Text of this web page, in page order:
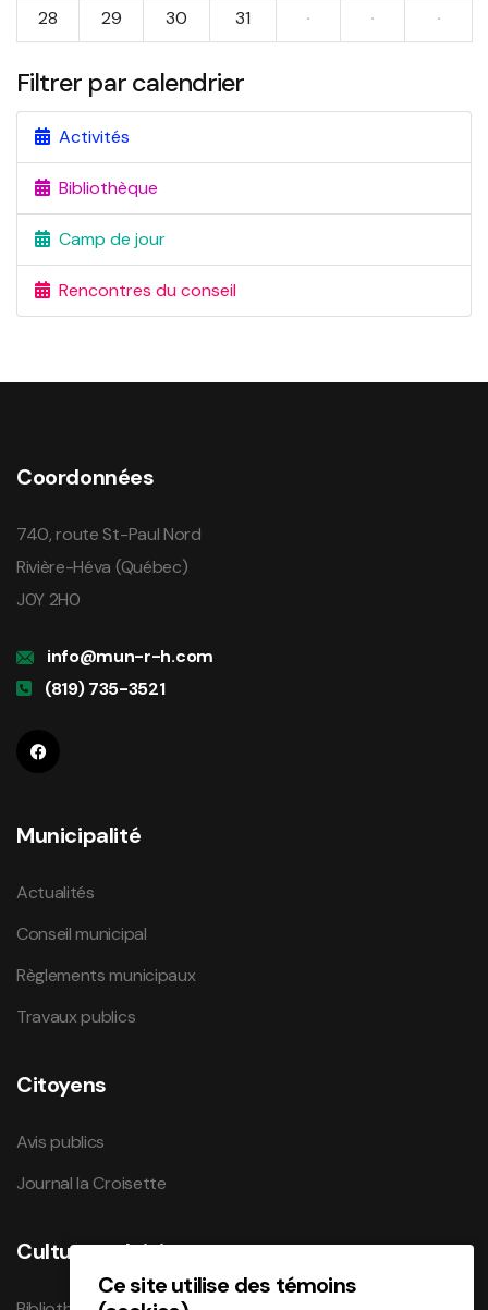
Ce site utilise des témoins
28 29 30 31 · · ·
Filtrer par calendrier
Activités
Bibliothèque
Camp de jour
Rencontres du conseil
Coordonnées
740, route St-Paul Nord
Rivière-Héva (Québec)
J0Y 2H0
info@mun-r-h.com
(819) 735-3521
Municipalité
Actualités
Conseil municipal
Règlements municipaux
Travaux publics
Citoyens
Avis publics
Journal la Croisette
Culture et loisirs